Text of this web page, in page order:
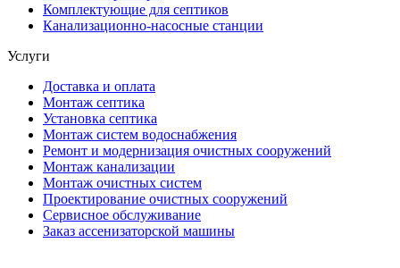
Комплектующие для септиков
Канализационно-насосные станции
Услуги
Доставка и оплата
Монтаж септика
Установка септика
Монтаж систем водоснабжения
Ремонт и модернизация очистных сооружений
Монтаж канализации
Монтаж очистных систем
Проектирование очистных сооружений
Сервисное обслуживание
Заказ ассенизаторской машины